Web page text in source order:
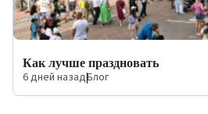
Как лучше праздновать
6 дней назад|Блог